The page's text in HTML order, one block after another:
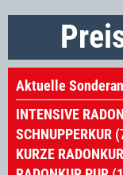
Aktuelle
INTENSIVE
SCHNUPPERKUR
KURZE